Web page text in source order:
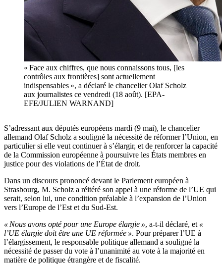
« Face aux chiffres, que nous connaissons tous, [les
contrôles aux frontières] sont actuellement
indispensables », a déclaré le chancelier Olaf Scholz
aux journalistes ce vendredi (18 août). [EPA-
EFE/JULIEN WARNAND]
S’adressant aux députés européens mardi (9 mai), le chancelier
allemand Olaf Scholz a souligné la nécessité de réformer l’Union, en
particulier si elle veut continuer à s’élargir, et de renforcer la capacité
de la Commission européenne à poursuivre les États membres en
justice pour des violations de l’État de droit.
Dans un discours prononcé devant le Parlement européen à
Strasbourg, M. Scholz a réitéré son appel à une réforme de l’UE qui
serait, selon lui, une condition préalable à l’expansion de l’Union
vers l’Europe de l’Est et du Sud-Est.
« Nous avons opté pour une Europe élargie », a-t-il déclaré, et «
l’UE élargie doit être une UE réformée ». Pour préparer l’UE à
l’élargissement, le responsable politique allemand a souligné la
nécessité de passer du vote à l’unanimité au vote à la majorité en
matière de politique étrangère et de fiscalité.